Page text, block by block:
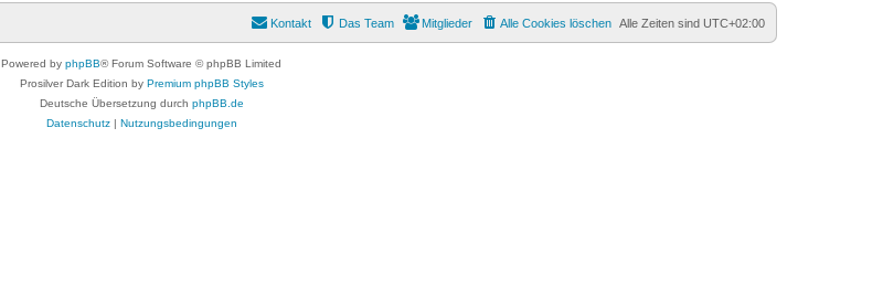
Alle Zeiten sind UTC+02:00
Alle Cookies löschen
Mitglieder
Das Team
Kontakt
Powered by phpBB® Forum Software © phpBB Limited
Prosilver Dark Edition by Premium phpBB Styles
Deutsche Übersetzung durch phpBB.de
Datenschutz| Nutzungsbedingungen